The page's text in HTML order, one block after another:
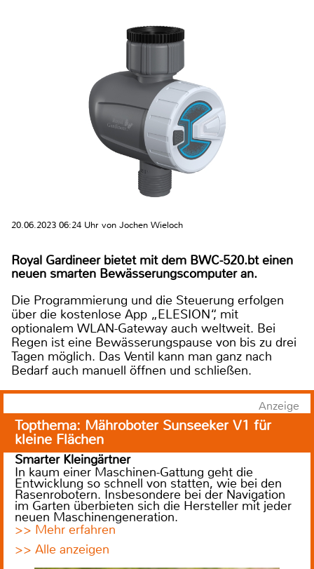
20.06.2023 06:24 Uhr von Jochen Wieloch
Royal Gardineer bietet mit dem BWC-520.bt einen
neuen smarten Bewässerungscomputer an.
Die Programmierung und die Steuerung erfolgen
über die kostenlose App „ELESION“, mit
optionalem WLAN-Gateway auch weltweit. Bei
Regen ist eine Bewässerungspause von bis zu drei
Tagen möglich. Das Ventil kann man ganz nach
Bedarf auch manuell öffnen und schließen.
Anzeige
Topthema: Mähroboter Sunseeker V1 für
kleine Flächen
Smarter Kleingärtner
In kaum einer Maschinen-Gattung geht die
Entwicklung so schnell von statten, wie bei den
Rasenrobotern. Insbesondere bei der Navigation
im Garten überbieten sich die Hersteller mit jeder
neuen Maschinengeneration.
>> Mehr erfahren
>> Alle anzeigen